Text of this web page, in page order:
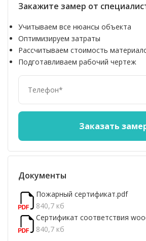
Закажите замер от
Учитываем все нюансы объекта
Оптимизируем затраты
Рассчитываем стоимость
Подготавливаем рабочий чертеж
Документы
Пожарный сертификат.pdf
840,7 кб
Сертификат соответствия
840,7 кб